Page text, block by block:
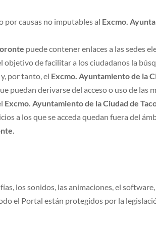
por causas no imputables al Excmo.
puede contener enlaces a las sedes
de facilitar a los ciudadanos la
por tanto, el Excmo. Ayuntamiento de la
puedan derivarse del acceso o uso de las
Excmo. Ayuntamiento de la Ciudad de
a los que se acceda quedan fuera del
los sonidos, las animaciones, el
el Portal están protegidos por la